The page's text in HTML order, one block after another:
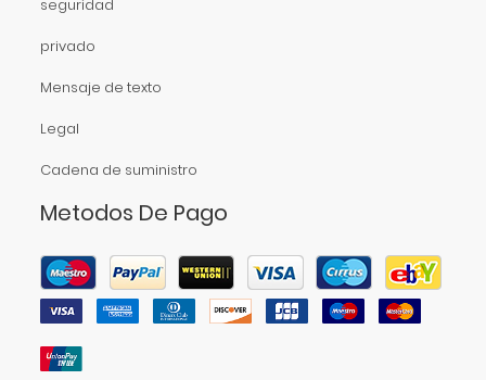
seguridad
privado
Mensaje de texto
Legal
Cadena de suministro
Metodos De Pago